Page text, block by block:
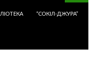
“СОКІЛ-ДЖУРА”